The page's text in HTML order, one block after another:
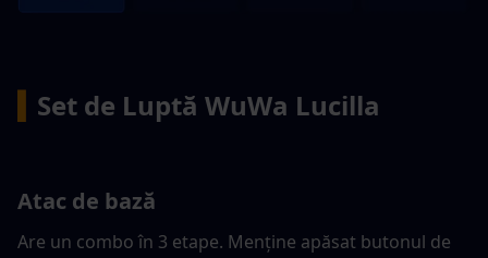
Set de Luptă WuWa Lucilla
Atac de bază
Are un combo în 3 etape. Menține apăsat butonul de